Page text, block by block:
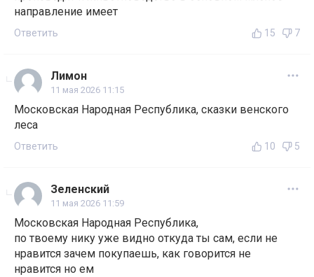
направление имеет
Ответить 15 7
Лимон
11 мая 2026 11:15
Московская Народная Республика, сказки венского
леса
Ответить 10 5
Зеленский
11 мая 2026 11:59
Московская Народная Республика,
по твоему нику уже видно откуда ты сам, если не
нравится зачем покупаешь, как говорится не
нравится но ем